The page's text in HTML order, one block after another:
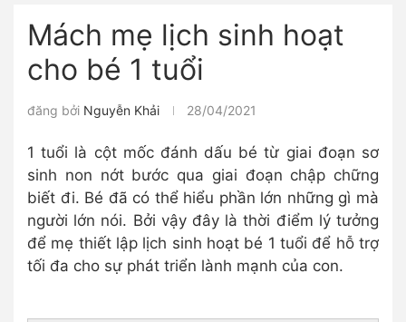
Mách mẹ lịch sinh hoạt
cho bé 1 tuổi
đăng bởi Nguyễn Khải 28/04/2021
1 tuổi là cột mốc đánh dấu bé từ giai đoạn sơ
sinh non nớt bước qua giai đoạn chập chững
biết đi. Bé đã có thể hiểu phần lớn những gì mà
người lớn nói. Bởi vậy đây là thời điểm lý tưởng
để mẹ thiết lập lịch sinh hoạt bé 1 tuổi để hỗ trợ
tối đa cho sự phát triển lành mạnh của con.